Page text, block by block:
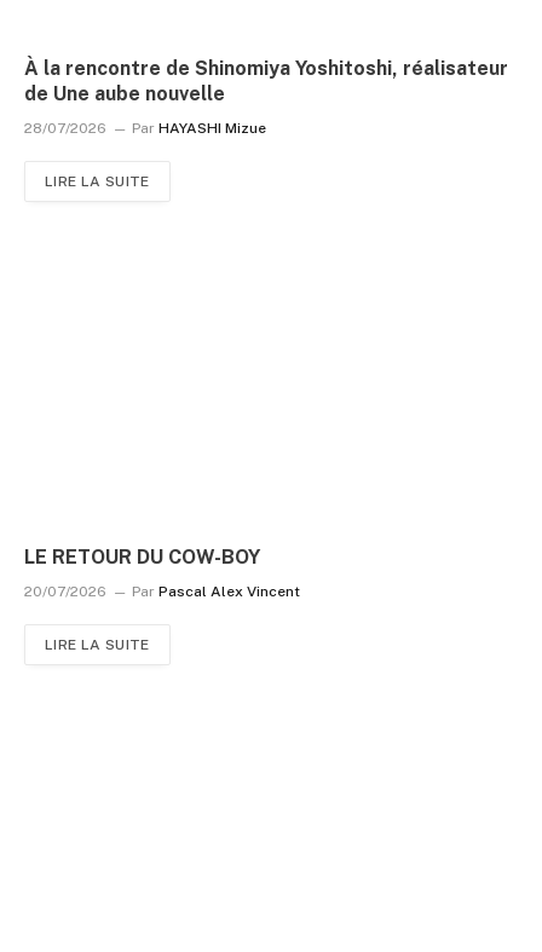
À la rencontre de Shinomiya Yoshitoshi, réalisateur
de Une aube nouvelle
28/07/2026 Par HAYASHI Mizue
LIRE LA SUITE
LE RETOUR DU COW-BOY
20/07/2026 Par Pascal Alex Vincent
LIRE LA SUITE